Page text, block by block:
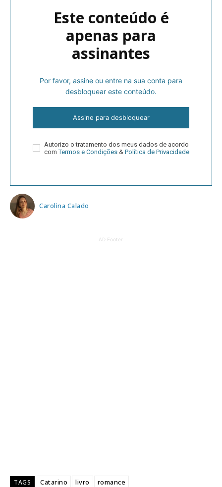
Este conteúdo é
apenas para
assinantes
Por favor, assine ou entre na sua conta para
desbloquear este conteúdo.
Assine para desbloquear
Autorizo o tratamento dos meus dados de acordo
comTermos e Condições & Política de Privacidade
Carolina Calado
AD Footer
TAGS Catarino livro romance